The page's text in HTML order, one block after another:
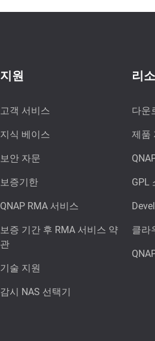
지원
고객 서비스
지식 베이스
보안 자문
보증기한
QNAP RMA 서비스
보증 기간 후 RMA 서비스 약
관
기술 지원
감시 NAS 선택기
리
다운
제품
GPL
클라